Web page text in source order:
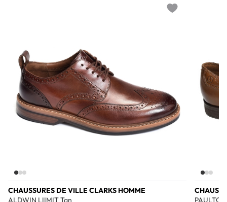
CHAUSSURES DE VILLE CLARKS HOMME
ALDWIN LIIMIT Tan